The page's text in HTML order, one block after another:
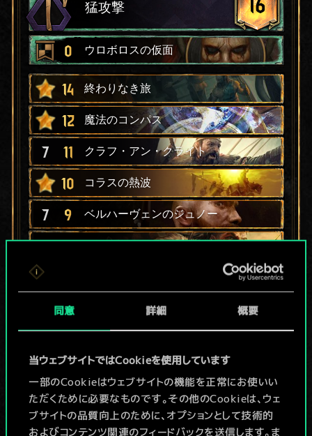
同意 詳細 概要
当ウェブサイトではCookieを使用しています
一部のCookieはウェブサイトの機能を正常にお使いい
ただくために必要なものです。その他のCookieは、ウェ
ブサイトの品質向上のために、オプションとして技術的
およびコンテンツ関連のフィードバックを送信します。ま
猛攻撃 16
0 ウロボロスの仮面
14 終わりなき旅
12 魔法のコンパス
7 11 クラフ・アン・クライト
10 コラスの熱波
7 9 ベルハーヴェンのジュノー
5 9
6
8
6 7 オルガー・ブラックハンド